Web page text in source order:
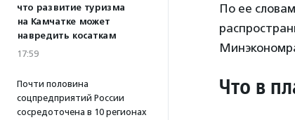
что развитие туризма
на Камчатке может
навредить косаткам
17:59
Почти половина
соцпредприятий России
сосредоточена в 10 регионах
По ее
Что в